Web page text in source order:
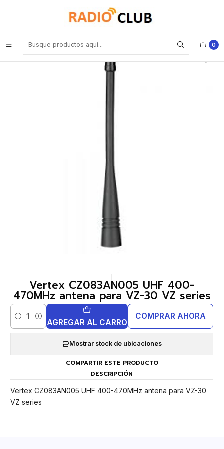
0
Vertex CZ083AN005 UHF 400-470MHz antena para VZ-30 VZ
Vertex CZ083AN005 UHF 400-
470MHz antena para VZ-30 VZ series
Cantidad AGREGAR AL CARRO
COMPRAR AHORA
Mostrar stock de ubicaciones
COMPARTIR ESTE PRODUCTO
DESCRIPCIÓN
Vertex CZ083AN005 UHF 400-470MHz antena para VZ-30
VZ series